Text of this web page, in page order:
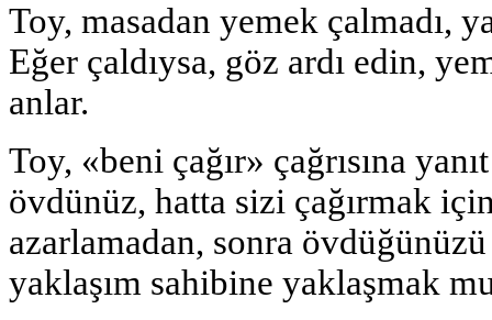
Toy, masadan yemek çalmadı,
Eğer çaldıysa, göz ardı edin,
anlar.
Toy, «beni çağır» çağrısına
övdünüz, hatta sizi çağırmak
azarlamadan, sonra
yaklaşım sahibine yaklaşmak